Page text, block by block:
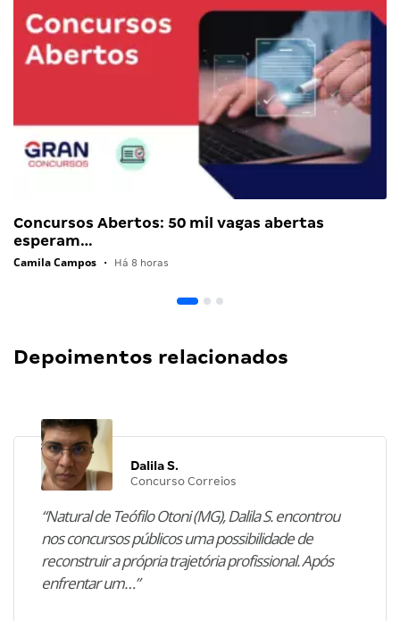
Concursos Abertos: 50 mil vagas abertas
esperam…
Camila Campos • Há 8 horas
Depoimentos relacionados
Dalila S.
Concurso Correios
“Natural de Teófilo Otoni (MG), Dalila S. encontrou
nos concursos públicos uma possibilidade de
reconstruir a própria trajetória profissional. Após
enfrentar um…”